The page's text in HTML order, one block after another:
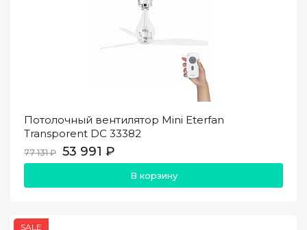
Потолочный вентилятор Mini Eterfan
Transporent DC 33382
77 131 ₽ 53 991 ₽
В корзину
SALE